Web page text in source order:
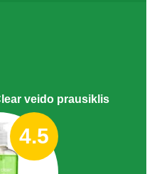
veido prausiklis
4.5